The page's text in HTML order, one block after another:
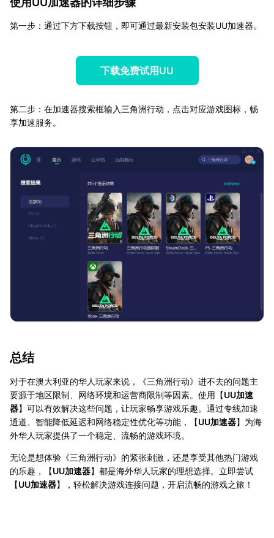
第一步：通过下方下载按钮，即可通过最新安装包安装UU加速器。
下载免费试用UU
第二步：在加速器搜索框输入三角洲行动，点击对应游戏图标，畅
享加速服务。
总结
对于在澳大利亚的华人玩家来说，《三角洲行动》进不去的问题主
要源于地区限制、网络环境和运营商限制等因素。使用【UU加速
器】可以有效解决这些问题，让玩家畅享游戏乐趣。通过专线加速
通道、智能降低延迟和网络稳定性优化等功能，【UU加速器】为海
外华人玩家提供了一个稳定、流畅的游戏环境。
无论是想体验《三角洲行动》的紧张刺激，还是享受其他热门游戏
的乐趣，【UU加速器】都是海外华人玩家的理想选择。立即尝试
【UU加速器】，轻松解决游戏连接问题，开启流畅的游戏之旅！